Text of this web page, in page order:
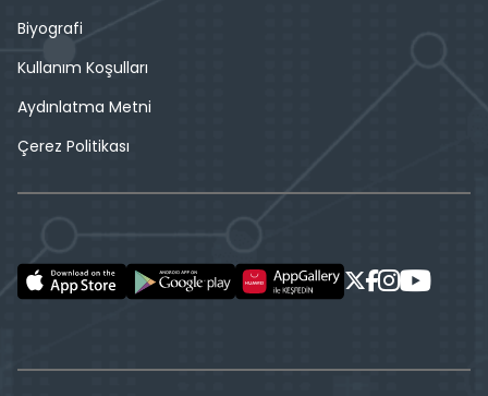
Biyografi
Kullanım Koşulları
Aydınlatma Metni
Çerez Politikası